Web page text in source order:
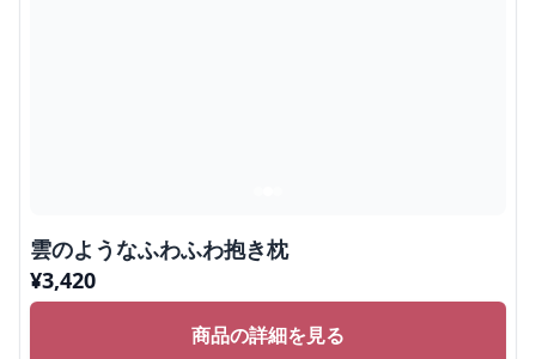
雲のようなふわふわ抱き枕
¥3,420
商品の詳細を見る